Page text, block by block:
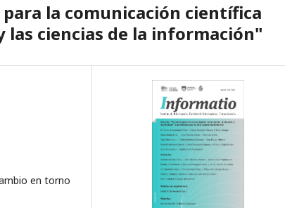
la comunicación científica
las ciencias de la información"
en torno